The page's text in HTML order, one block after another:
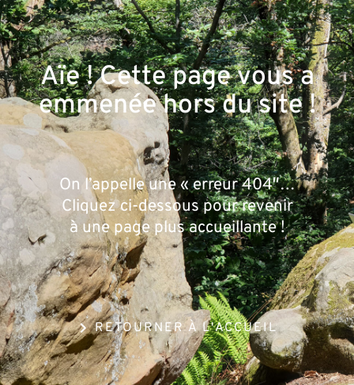
Aïe ! Cette page vous a
emmené·e hors du site !
On l’appelle une « erreur 404″…
Cliquez ci-dessous pour revenir
à une page plus accueillante !
RETOURNER À L'ACCUEIL